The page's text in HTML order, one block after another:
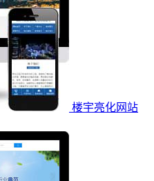
楼宇亮化网站